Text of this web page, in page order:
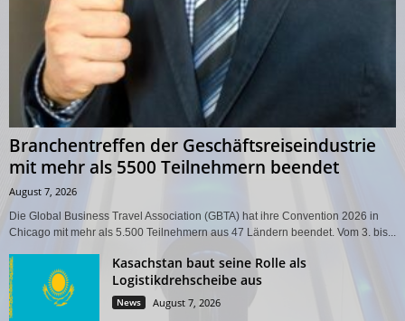
Branchentreffen der Geschäftsreiseindustrie
mit mehr als 5500 Teilnehmern beendet
August 7, 2026
Die Global Business Travel Association (GBTA) hat ihre Convention 2026 in
Chicago mit mehr als 5.500 Teilnehmern aus 47 Ländern beendet. Vom 3. bis...
Kasachstan baut seine Rolle als
Logistikdrehscheibe aus
News August 7, 2026